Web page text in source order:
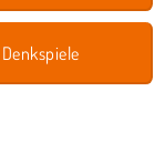
Denkspiele